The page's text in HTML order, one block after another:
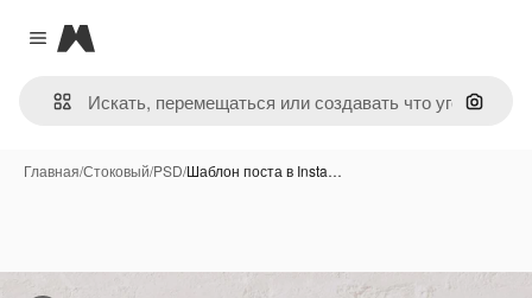
Close menu
Magnific
Поиск
Главная/Стоковый/PSD/Шаблон поста в Insta…